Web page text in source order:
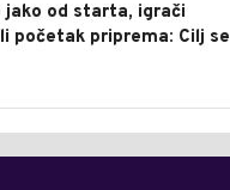
jako od starta, igrači
početak priprema: Cilj se